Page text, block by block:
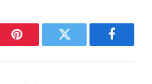
فيسبوك تويتر